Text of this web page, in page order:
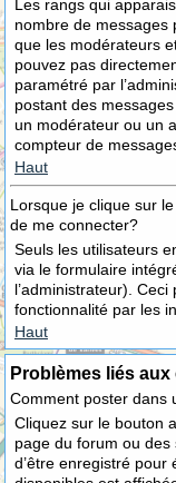
Les rangs qui
nombre de messages
que les modérateurs
pouvez pas
paramétré par
postant des
un modérateur ou un
compteur de
Haut
Lorsque je clique sur le
de me connecter?
Seuls les utilisateurs
via le formulaire
l’administrateur).
fonctionnalité par les
Haut
Problèmes liés
Comment poster dans
Cliquez sur le bouton
page du forum ou
d’être enregistré pour